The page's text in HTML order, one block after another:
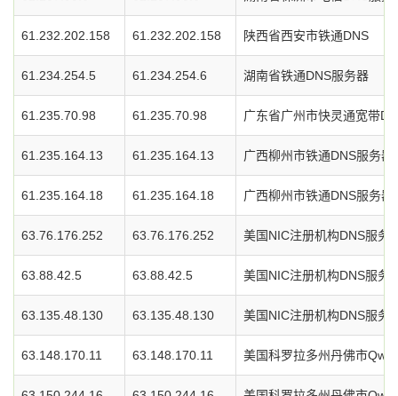
61.232.202.158 61.232.202.158 陕西省西安市铁通DNS
61.234.254.5 61.234.254.6 湖南省铁通DNS服务器
61.235.70.98 61.235.70.98 广东省广州市快灵通宽带
61.235.164.13 61.235.164.13 广西柳州市铁通DNS服务器
61.235.164.18 61.235.164.18 广西柳州市铁通DNS服务器
63.76.176.252 63.76.176.252 美国NIC注册机构DNS服务
63.88.42.5 63.88.42.5 美国NIC注册机构DNS服务
63.135.48.130 63.135.48.130 美国NIC注册机构DNS服务
63.148.170.11 63.148.170.11 美国科罗拉多州丹佛市